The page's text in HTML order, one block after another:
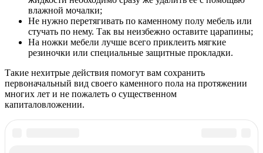
влажной мочалки;
Не нужно перетягивать по каменному полу мебель или
стучать по нему. Так вы неизбежно оставите царапины;
На ножки мебели лучше всего приклеить мягкие
резиночки или специальные защитные прокладки.
Такие нехитрые действия помогут вам сохранить
первоначальный вид своего каменного пола на протяжении
многих лет и не пожалеть о существенном
капиталовложении.